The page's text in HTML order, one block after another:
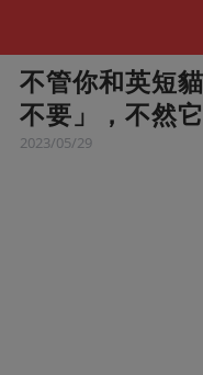
不管你和英短
不要」，不然
2023/05/29